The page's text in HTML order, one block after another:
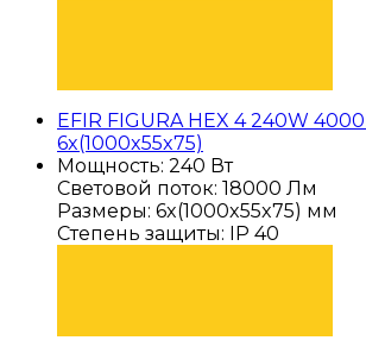
EFIR FIGURA HEX 4 240W
6x(1000x55x75)
Мощность: 240 Вт
Световой поток: 18000 Лм
Размеры: 6x(1000x55x75) мм
Степень защиты: IP 40